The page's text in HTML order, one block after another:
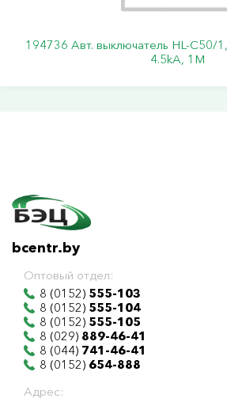
194736 Авт. выключатель HL-C50/
4.5kA, 1M
bcentr.by
Оптовый отдел:
8 (0152) 555-103
8 (0152) 555-104
8 (0152) 555-105
8 (029) 889-46-41
8 (044) 741-46-41
8 (0152) 654-888
Адрес: